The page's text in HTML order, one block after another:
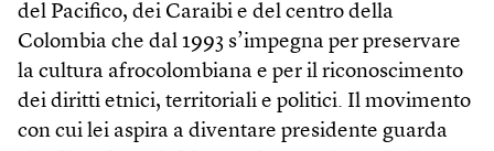
del Pacifico, dei Caraibi e del centro della
Colombia che dal 1993 s’impegna per preservare
la cultura afrocolombiana e per il riconoscimento
dei diritti etnici, territoriali e politici. Il movimento
con cui lei aspira a diventare presidente guarda